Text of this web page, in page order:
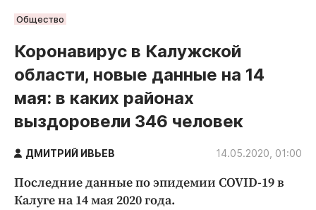
РУБРИКИ
Новости компаний
Статьи
Народные новости
Авто и транспорт
Благоустройство
Культура
Общество
Коронавирус в Калужской
области, новые данные на 14
мая: в каких районах
выздоровели 346 человек
ДМИТРИЙ ИВЬЕВ 14.05.2020, 01:00
Последние данные по эпидемии COVID-19 в
Калуге на 14 мая 2020 года.